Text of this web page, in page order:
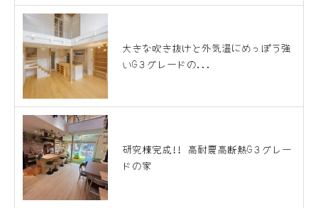
大きな吹き抜けと外気温にめっぽう強
いG３グレードの...
研究棟完成!! 高耐震高断熱G３グレー
ドの家